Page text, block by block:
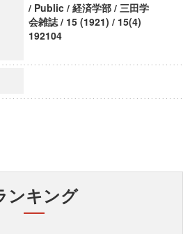
/ Public / 経済学部 / 三田学
会雑誌 / 15 (1921) / 15(4)
192104
ンキング